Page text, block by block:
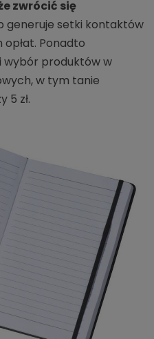
zwrócić się
generuje setki kontaktów
Ponadto
wybór produktów w
w tym tanie
5 zł.